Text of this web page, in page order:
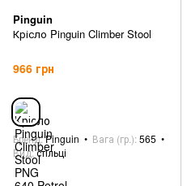
Pinguin
Крісло Pinguin Climber Stool
966 грн
Бренд Pinguin Вага (гр.) 565
Вид стільці